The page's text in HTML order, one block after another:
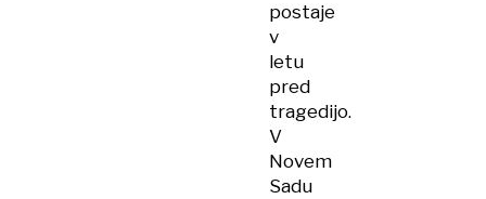
postaje
v
letu
pred
tragedijo.
V
Novem
Sadu